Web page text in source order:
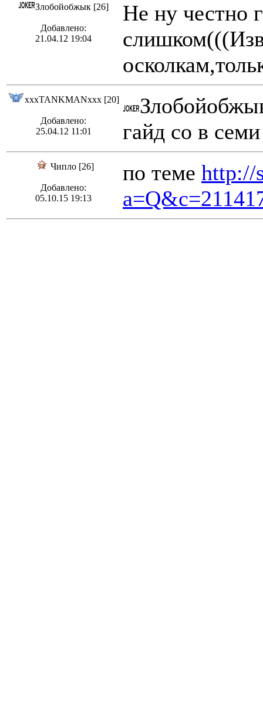
Злобойобжык [26]
Добавлено:
21.04.12 19:04
Не ну честно
xxxTANKMANxxx [20]
Добавлено:
25.04.12 11:01
гайд со в
Чипло [26]
Добавлено:
05.10.15 19:13
по теме http://